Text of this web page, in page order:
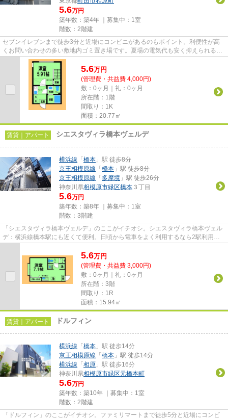
5.6万円
築年数：築4年 ｜募集中： 1室
階数：2階建
セブンイレブンまで徒歩3分と近場にコンビニがあるのもポイント。利便性が高
くお問い合わせの多い敷地内ゴミ置き場です。夏場の電気代も安く抑えられる通
風良好で快適な物件です。駅ま...
5.6万円
(管理費・共益費 4,000円)
敷：0ヶ月｜礼：0ヶ月
所在階：1階
間取り：1K
面積：20.77㎡
賃貸｜アパート シエスタヴィラ橋本ヴェルデ
横浜線 「 橋本 」駅 徒歩8分
京王相模原線 「 橋本 」駅 徒歩8分
京王相模原線 「 多摩境 」駅 徒歩26分
神奈川県相模原市緑区橋本 ３丁目
5.6万円
築年数：築8年 ｜募集中： 1室
階数：3階建
「シエスタヴィラ橋本ヴェルデ」のここがイチオシ。シエスタヴィラ橋本ヴェル
デ：横浜線橋本駅にも近くて便利。日頃から電車をよく利用するなら2駅利用可
5.6万円
(管理費・共益費 3,000円)
敷：0ヶ月｜礼：0ヶ月
所在階：3階
間取り：1R
面積：15.94㎡
賃貸｜アパート ドルフィン
横浜線 「 橋本 」駅 徒歩14分
京王相模原線 「 橋本 」駅 徒歩14分
横浜線 「 相原 」駅 徒歩16分
神奈川県相模原市緑区元橋本町
5.6万円
築年数：築10年 ｜募集中： 1室
階数：2階建
「ドルフィン」のここがイチオシ。ファミリマートまで徒歩5分と近場にコンビ